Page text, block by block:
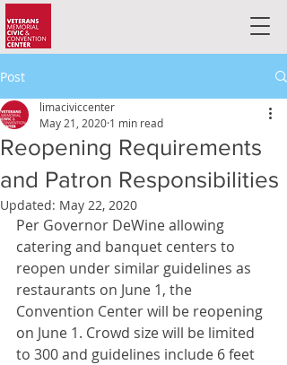
Post
Reopening Requirements
and Patron Responsibilities
limaciviccenter
May 21, 2020 1 min read
Updated: May 22, 2020
Per Governor DeWine allowing
catering and banquet centers to
reopen under similar guidelines as
restaurants on June 1, the
Convention Center will be reopening
on June 1. Crowd size will be limited
to 300 and guidelines include 6 feet